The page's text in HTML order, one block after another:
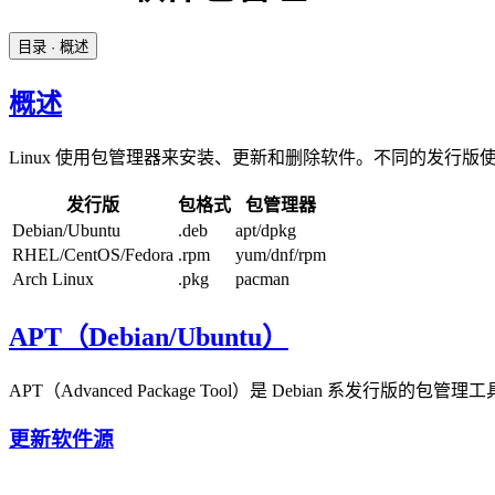
目录 · 概述
概述
Linux 使用包管理器来安装、更新和删除软件。不同的发行版
发行版 包格式
包管理器
Debian/Ubuntu
.deb
apt/dpkg
RHEL/CentOS/Fedora .rpm
yum/dnf/rpm
Arch Linux
.pkg pacman
APT（Debian/Ubuntu）
APT（Advanced Package Tool）是 Debian 系发行版的包管理工
更新软件源